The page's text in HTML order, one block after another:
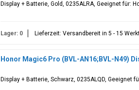
Display + Batterie, Gold, 0235ALRA, Geeignet für:
Lager: 0 Lieferzeit: Versandbereit in 5 - 15
Honor Magic6 Pro (BVL-AN16;BVL-N49)
Display + Batterie, Schwarz, 0235ALQD, Geeignet